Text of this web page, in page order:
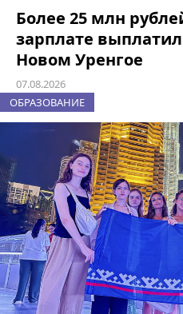
Более 25 млн
зарплате
Новом Уренгое
07.08.2026
ОБРАЗОВАНИЕ